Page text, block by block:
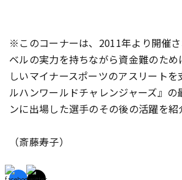
※このコーナーは、2011年より開催
ベルの実力を持ちながら資金難のた
しいマイナースポーツのアスリート
ルハンワールドチャレンジャーズ』の
ンに出場した選手のその後の活躍を紹
（斎藤寿子）